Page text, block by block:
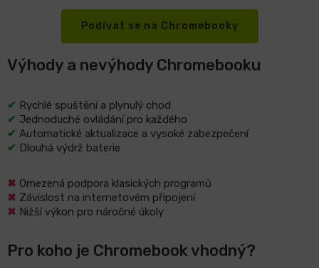
Podívat se na Chromebooky
Výhody a nevýhody Chromebooku
✔ Rychlé spuštění a plynulý chod
✔ Jednoduché ovládání pro každého
✔ Automatické aktualizace a vysoké zabezpečení
✔ Dlouhá výdrž baterie
✖ Omezená podpora klasických programů
✖ Závislost na internetovém připojení
✖ Nižší výkon pro náročné úkoly
Pro koho je Chromebook vhodný?